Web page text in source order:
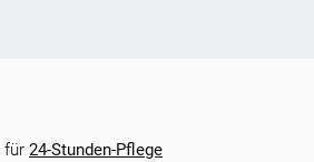
für 24-Stunden-Pflege